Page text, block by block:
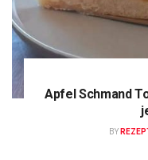
Apfel Schmand
BY